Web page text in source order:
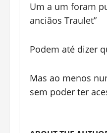
Um a um foram
anciãos Traulet”
Podem até dizer
Mas ao menos
sem poder ter